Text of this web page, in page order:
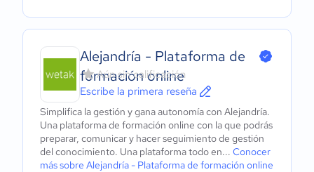
Alejandría - Plataforma de
formación online
Aún sin calificación
Escribe la primera reseña
Simplifica la gestión y gana autonomía con Alejandría.
Una plataforma de formación online con la que podrás
preparar, comunicar y hacer seguimiento de gestión
del conocimiento. Una plataforma todo en... Conocer
más sobre Alejandría - Plataforma de formación online